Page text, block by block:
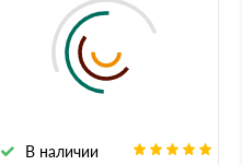
В наличии